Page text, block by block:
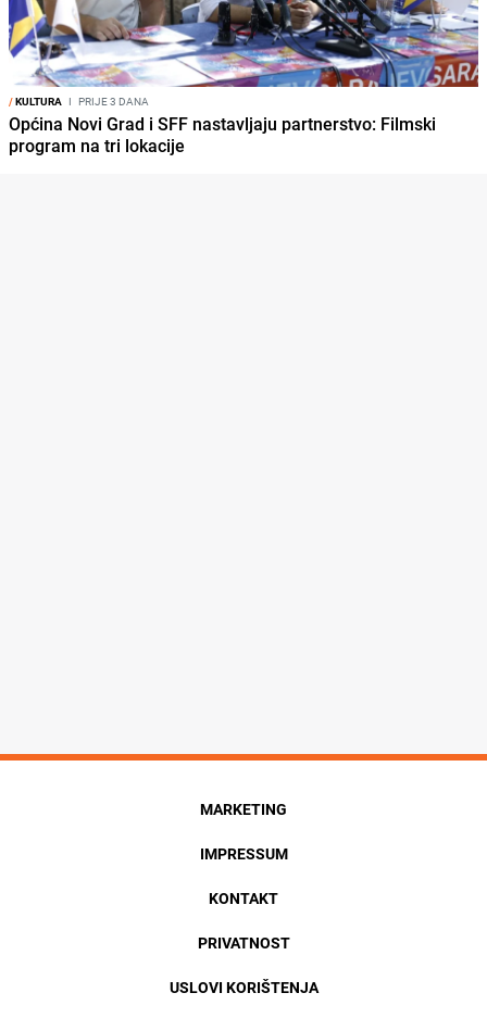
/KULTURA I PRIJE 3 DANA
Općina Novi Grad i SFF nastavljaju partnerstvo: Filmski
program na tri lokacije
MARKETING
IMPRESSUM
KONTAKT
PRIVATNOST
USLOVI KORIŠTENJA